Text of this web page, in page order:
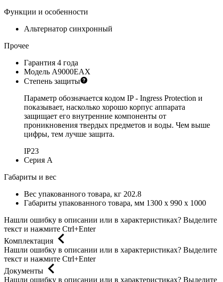
Функции и особенности
Альтернатор синхронный
Прочее
Гарантия 4 года
Модель A9000EAX
Степень защиты
Параметр обозначается кодом IP - Ingress Protection и
показывает, насколько хорошо корпус аппарата
защищает его внутренние компоненты от
проникновения твердых предметов и воды. Чем выше
цифры, тем лучше защита.
IP23
Серия A
Габариты и вес
Вес упакованного товара, кг 202.8
Габариты упакованного товара, мм 1300 x 990 x 1000
Нашли ошибку в описании или в характеристиках? Выделите
текст и нажмите Ctrl+Enter
Комплектация
Нашли ошибку в описании или в характеристиках? Выделите
текст и нажмите Ctrl+Enter
Документы
Нашли ошибку в описании или в характеристиках? Выделите